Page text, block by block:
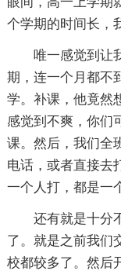
个学期的时间长，
唯一感觉到让
期，连一个月都不
学。补课，他竟然
感觉到不爽，你们
课。然后，我们全
电话，或者直接去
一个人打，都是一
还有就是十分
了。就是之前我们
校都较多了。然后